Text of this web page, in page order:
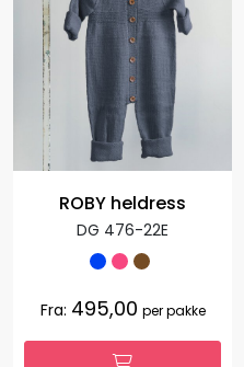
ROBY heldress
DG 476-22E
Fra: 495,00 per pakke